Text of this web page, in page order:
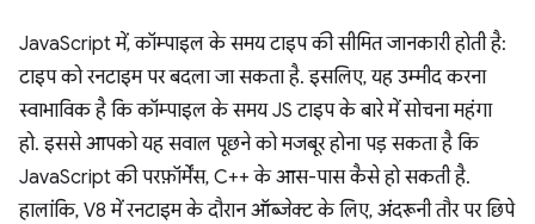
JavaScript में, कॉम्पाइल के समय टाइप की सीमित जानकारी होती है:
टाइप को रनटाइम पर बदला जा सकता है. इसलिए, यह उम्मीद करना
स्वाभाविक है कि कॉम्पाइल के समय JS टाइप के बारे में सोचना महंगा
हो. इससे आपको यह सवाल पूछने को मजबूर होना पड़ सकता है कि
JavaScript की परफ़ॉर्मेंस, C++ के आस-पास कैसे हो सकती है.
हालांकि, V8 में रनटाइम के दौरान ऑब्जेक्ट के लिए, अंदरूनी तौर पर छिपे